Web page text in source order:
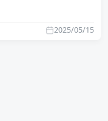
2025/05/15